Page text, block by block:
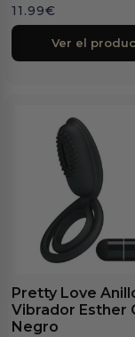
11.99€
Ver el
Pretty Love
Vibrador Esther
Negro